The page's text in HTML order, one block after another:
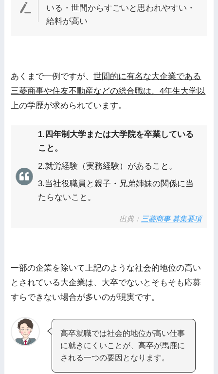
いる・世間からすごいと思われやすい・
給料が高い
あくまで一例ですが、世間的に有名な大企業である
三菱商事や住友不動産などの総合職は、4年生大学以
上の学歴が求められています。
1.四年制大学または大学院を卒業している
こと。
2.就労経験（実務経験）があること。
3.当社役職員と親子・兄弟姉妹の関係に当
たらないこと。
出典： 三菱商事 募集要項
一部の企業を除いて上記のような社会的地位の高い
とされている大企業は、大卒でないとそもそも応募
すらできない場合が多いのが現実です。
高卒就職では社会的地位が高い仕事
に就きにくいことが、高卒が馬鹿に
される一つの要因となります。